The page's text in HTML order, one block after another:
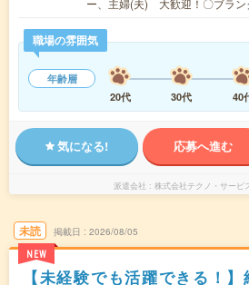
職場の雰囲気
年齢層
20代
30代 40
気になる! 応募へ進む
派遣会社 株式会社テクノ・サー
未読
NEW
掲載日 2026/08/05
【未経験でも活躍できる！